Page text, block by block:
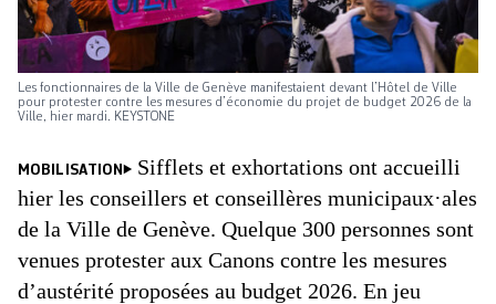
Les fonctionnaires de la Ville de Genève manifestaient devant l’Hôtel de Ville
pour protester contre les mesures d’économie du projet de budget 2026 de la
Ville, hier mardi. KEYSTONE
MOBILISATION
Sifflets et exhortations ont accueilli
hier les conseillers et conseillères municipaux·ales
de la Ville de Genève. Quelque 300 personnes sont
venues protester aux Canons contre les mesures
d’austérité proposées au budget 2026. En jeu